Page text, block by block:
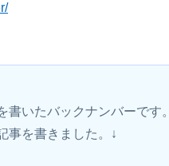
書いたバックナンバーです。
事を書きました。↓